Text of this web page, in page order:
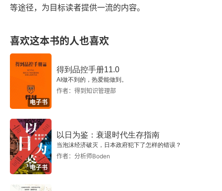
4.4.5 形成知识体系
第5章 自学的难点
5.1 拖延症的问题
5.2 窍门的问题
5.3 不切实际的希望
5.4 驱动和推动
5.5 整理和收纳
等途径，为目标读者提供一流的内容。
喜欢这本书的人也喜欢
电子书
得到品控手册11.0
AI做不到的，热爱能做到。
作者：得到知识管理部
电子书
以日为鉴：衰退时代生存指南
当泡沫经济破灭，日本政府犯下了怎样的错误？
作者：分析师Boden